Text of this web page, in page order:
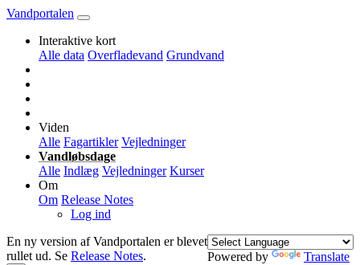
Vandportalen
Interaktive kort
Alle data Overfladevand Grundvand
Viden
Alle Fagartikler Vejledninger
Vandløbsdage
Alle Indlæg Vejledninger Kurser
Om
Om Release Notes
Log ind
Powered by Translate
En ny version af Vandportalen er blevet
rullet ud. Se Release Notes.